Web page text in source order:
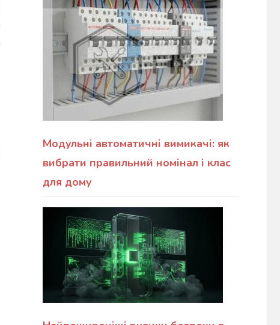
Модульні автоматичні вимикачі: як
вибрати правильний номінал і клас
для дому